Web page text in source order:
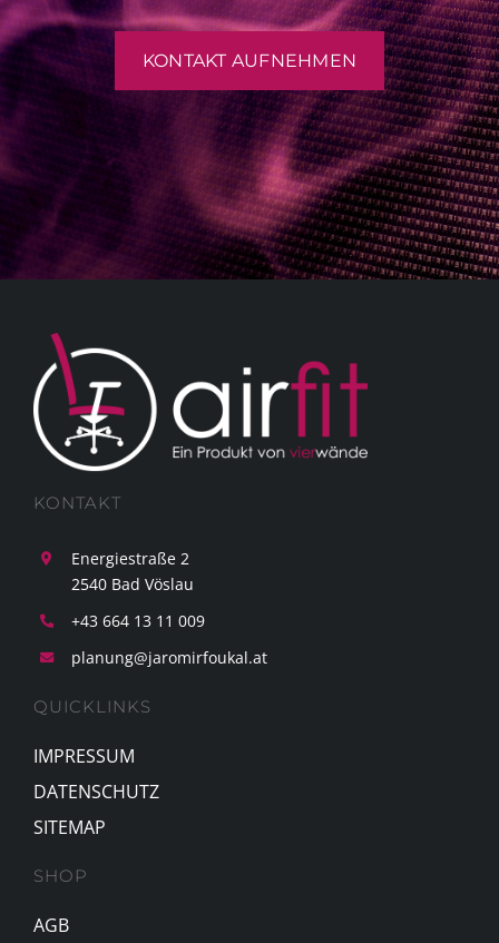
KONTAKT AUFNEHMEN
KONTAKT
Energiestraße 2
2540 Bad Vöslau
+43 664 13 11 009
planung@jaromirfoukal.at
QUICKLINKS
IMPRESSUM
DATENSCHUTZ
SITEMAP
SHOP
AGB